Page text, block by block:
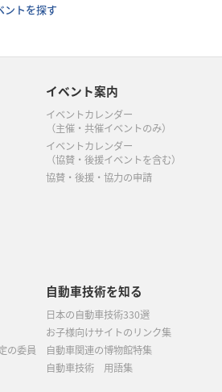
ントを探す
イベント案内
イベントカレンダー
（主催・共催イベントのみ）
イベントカレンダー
（協賛・後援イベントを含む）
協賛・後援・協力の申請
の委員
自動車技術を知る
日本の自動車技術330選
お子様向けサイトのリンク集
自動車関連の博物館特集
自動車技術 用語集